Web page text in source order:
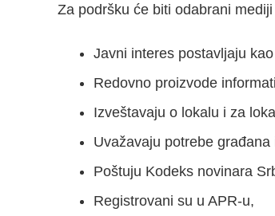
Za podršku će biti odabrani
Javni interes postavljaju
Redovno proizvode
Izveštavaju o lokalu i za
Uvažavaju potrebe
Poštuju Kodeks novinara
Registrovani su u APR-u,